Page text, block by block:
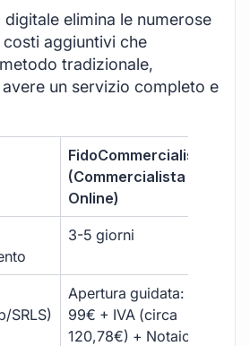
elimina le numerose
aggiuntivi che
tradizionale,
un servizio completo e
FidoCommercialista
(Commercialista
Online)
3-5 giorni
SRLS)
Apertura guidata:
99€ + IVA (circa
120,78€) + Notaio e